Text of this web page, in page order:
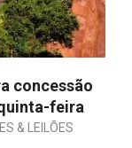
concessão
feira
& LEILÕES